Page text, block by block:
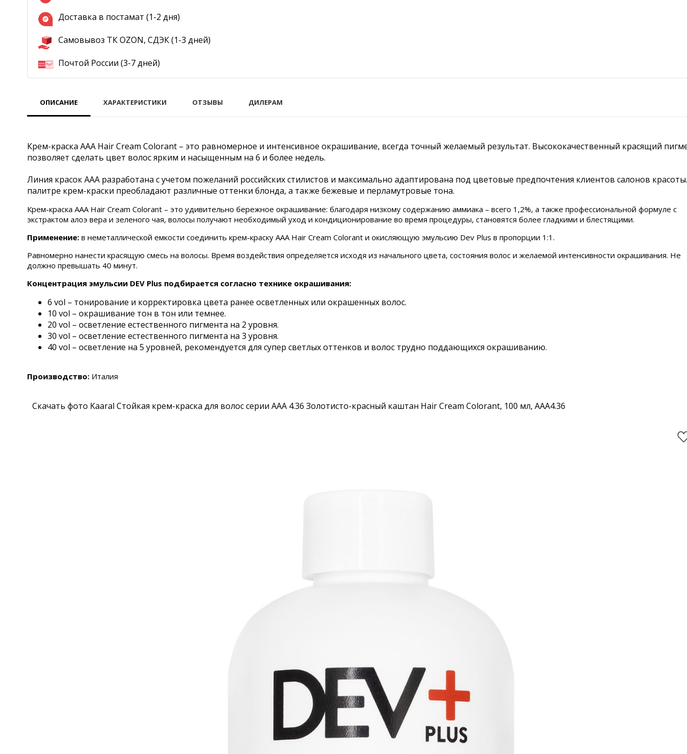
Доставка в постамат (1-2 дня)
Самовывоз ТК OZON, СДЭК (1-3 дней)
Почтой России (3-7 дней)
ОПИСАНИЕ ХАРАКТЕРИСТИКИ ОТЗЫВЫ ДИЛЕРАМ
Крем-краска ААА Hair Cream Colorant – это равномерное и интенсивное окрашивание, всегда точный желаемый результат. Высококачественный красящий
позволяет сделать цвет волос ярким и насыщенным на 6 и более недель.
Линия красок ААА разработана с учетом пожеланий российских стилистов и максимально адаптирована под цветовые предпочтения клиентов салонов
палитре крем-краски преобладают различные оттенки блонда, а также бежевые и перламутровые тона.
Крем-краска ААА Hair Cream Colorant – это удивительно бережное окрашивание: благодаря низкому содержанию аммиака – всего 1,2%, а также профессиональной формуле с
экстрактом алоэ вера и зеленого чая, волосы получают необходимый уход и кондиционирование во время процедуры, становятся более гладкими и блестящими.
Применение: в неметаллической емкости соединить крем-краску ААА Hair Cream Colorant и окисляющую эмульсию Dev Plus в пропорции 1:1.
Равномерно нанести красящую смесь на волосы. Время воздействия определяется исходя из начального цвета, состояния волос и желаемой интенсивности окрашивания. Не
должно превышать 40 минут.
Концентрация эмульсии DEV Plus подбирается согласно технике окрашивания:
6 vol – тонирование и корректировка цвета ранее осветленных или окрашенных волос.
10 vol – окрашивание тон в тон или темнее.
20 vol – осветление естественного пигмента на 2 уровня.
30 vol – осветление естественного пигмента на 3 уровня.
40 vol – осветление на 5 уровней, рекомендуется для супер светлых оттенков и волос трудно поддающихся окрашиванию.
Производство: Италия
Скачать фото Kaaral Стойкая крем-краска для волос серии ААА 4.36 Золотисто-красный каштан Hair Cream Colorant, 100 мл, AAA4.36